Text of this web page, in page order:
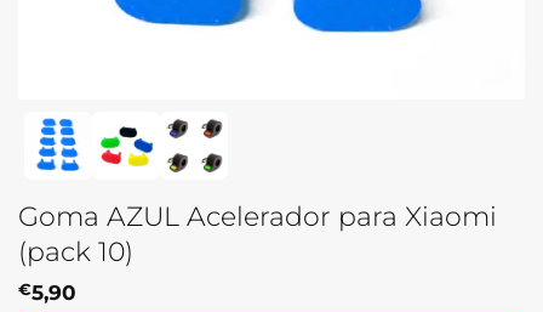
Goma AZUL Acelerador para Xiaomi
(pack 10)
€5,90